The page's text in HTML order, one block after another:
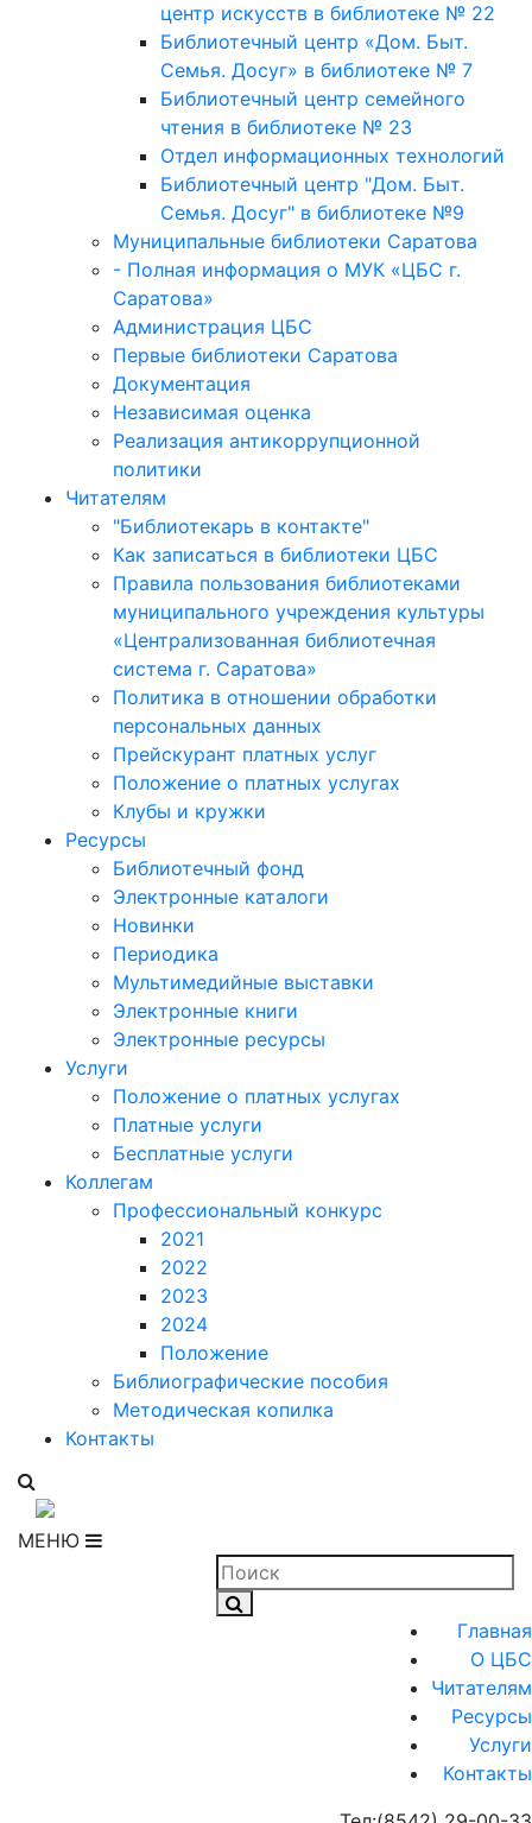
центр искусств в библиотеке № 22
Библиотечный центр «Дом. Быт.
Семья. Досуг» в библиотеке № 7
Библиотечный центр семейного
чтения в библиотеке № 23
Отдел информационных технологий
Библиотечный центр "Дом. Быт.
Семья. Досуг" в библиотеке №9
Муниципальные библиотеки Саратова
- Полная информация о МУК «ЦБС г.
Саратова»
Администрация ЦБС
Первые библиотеки Саратова
Документация
Независимая оценка
Реализация антикоррупционной
политики
Читателям
"Библиотекарь в контакте"
Как записаться в библиотеки ЦБС
Правила пользования библиотеками
муниципального учреждения культуры
«Централизованная библиотечная
система г. Саратова»
Политика в отношении обработки
персональных данных
Прейскурант платных услуг
Положение о платных услугах
Клубы и кружки
Ресурсы
Библиотечный фонд
Электронные каталоги
Новинки
Периодика
Мультимедийные выставки
Электронные книги
Электронные ресурсы
Услуги
Положение о платных услугах
Платные услуги
Бесплатные услуги
Коллегам
Профессиональный конкурс
2021
2022
2023
2024
Положение
Библиографические пособия
Методическая копилка
Контакты
МЕНЮ
Главная
О ЦБС
Читателям
Ресурсы
Услуги
Контакты